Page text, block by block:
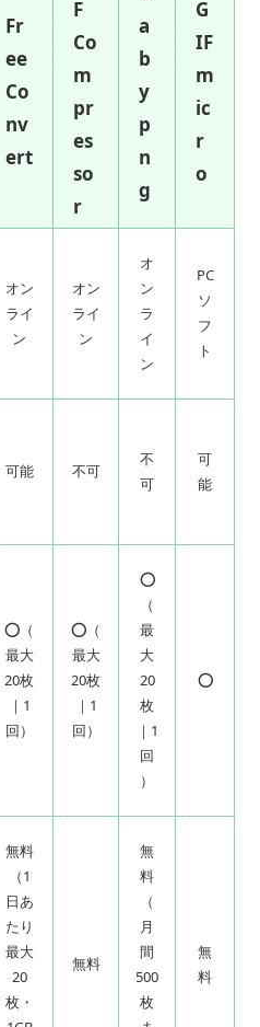
Fr
ee
Co
nv
ert
F
Co
m
pr
es
so
r
a
b
y
p
n
g
G
IF
m
ic
r
o
オン
ライ
ン
オン
ライ
ン
オ
ン
ラ
イ
ン
PC
ソ
フ
ト
可能 不可
不
可
可
能
⭕（
最大
20枚
｜1
回）
⭕（
最大
20枚
｜1
回）
⭕
（
最
大
20
枚
｜1
回
）
⭕
無料
（1
日あ
たり
最大
20
枚・
無料
無
料
（
月
間
500
枚
無
料